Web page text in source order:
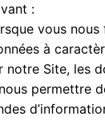
:
vous nous
à
Site, les
permettre